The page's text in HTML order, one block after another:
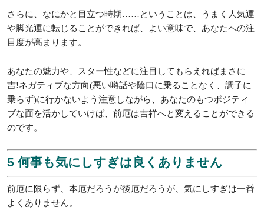
ることになりかねないので、注意しましょうね。
4 前厄は「ひらめきと人気運に恵まれる」
年です
前厄も厄年の1つ、といっても悪いことばかりではありませ
ん。
実は「前厄の時は直観が冴える」のです。
企画やプレゼン、アイディアを出すことに関してはもってこい
といえる年、自信をもって、思考を柔軟にすることで斬新なア
イディアをひらめくことができますよ。